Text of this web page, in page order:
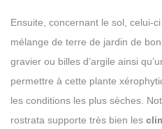
Ensuite, concernant le sol, celui-
mélange de terre de jardin de
gravier ou billes d’argile ainsi
permettre à cette plante
les conditions les plus sèches.
rostrata supporte très bien les